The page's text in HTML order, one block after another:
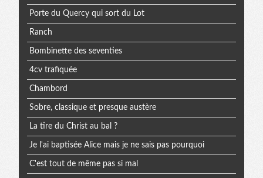
Porte du Quercy qui sort du Lot
Ranch
Bombinette des seventies
4cv trafiquée
Chambord
Sobre, classique et presque austère
La tire du Christ au bal ?
Je l'ai baptisée Alice mais je ne sais pas pourquoi
C'est tout de même pas si mal